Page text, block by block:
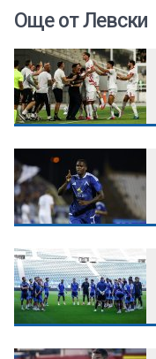
Още от Левски